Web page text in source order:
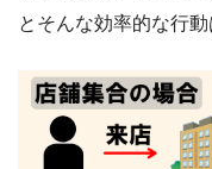
とそんな効率的な行